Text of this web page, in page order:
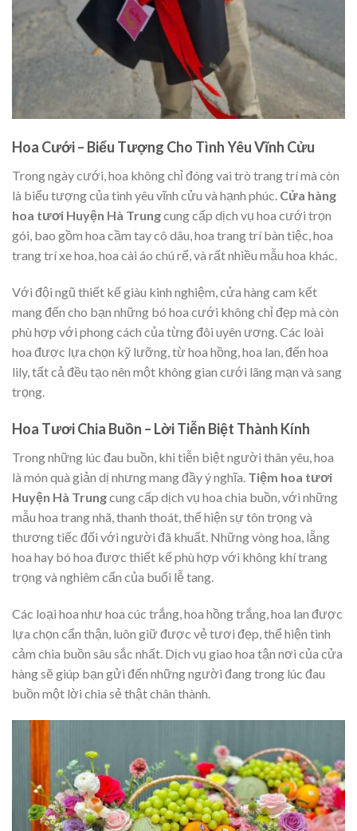
Hoa Cưới – Biểu Tượng Cho Tình Yêu Vĩnh Cửu
Trong ngày cưới, hoa không chỉ đóng vai trò trang trí mà còn
là biểu tượng của tình yêu vĩnh cửu và hạnh phúc. Cửa hàng
hoa tươi Huyện Hà Trungcung cấp dịch vụ hoa cưới trọn
gói, bao gồm hoa cầm tay cô dâu, hoa trang trí bàn tiệc, hoa
trang trí xe hoa, hoa cài áo chú rể, và rất nhiều mẫu hoa khác.
Với đội ngũ thiết kế giàu kinh nghiệm, cửa hàng cam kết
mang đến cho bạn những bó hoa cưới không chỉ đẹp mà còn
phù hợp với phong cách của từng đôi uyên ương. Các loài
hoa được lựa chọn kỹ lưỡng, từ hoa hồng, hoa lan, đến hoa
lily, tất cả đều tạo nên một không gian cưới lãng mạn và sang
trọng.
Hoa Tươi Chia Buồn – Lời Tiễn Biệt Thành Kính
Trong những lúc đau buồn, khi tiễn biệt người thân yêu, hoa
là món quà giản dị nhưng mang đầy ý nghĩa. Tiệm hoa tươi
Huyện Hà Trungcung cấp dịch vụ hoa chia buồn, với những
mẫu hoa trang nhã, thanh thoát, thể hiện sự tôn trọng và
thương tiếc đối với người đã khuất. Những vòng hoa, lẵng
hoa hay bó hoa được thiết kế phù hợp với không khí trang
trọng và nghiêm cẩn của buổi lễ tang.
Các loại hoa như hoa cúc trắng, hoa hồng trắng, hoa lan được
lựa chọn cẩn thận, luôn giữ được vẻ tươi đẹp, thể hiện tình
cảm chia buồn sâu sắc nhất. Dịch vụ giao hoa tận nơi của cửa
hàng sẽ giúp bạn gửi đến những người đang trong lúc đau
buồn một lời chia sẻ thật chân thành.